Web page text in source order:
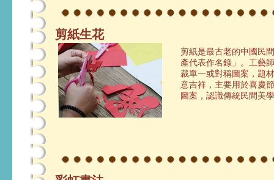
剪紙生花
剪紙是最古老的中國民
產代表作名錄」。工藝
裁單一或對稱圖案，題
意吉祥，主要用於喜慶
圖案，認識傳統民間美